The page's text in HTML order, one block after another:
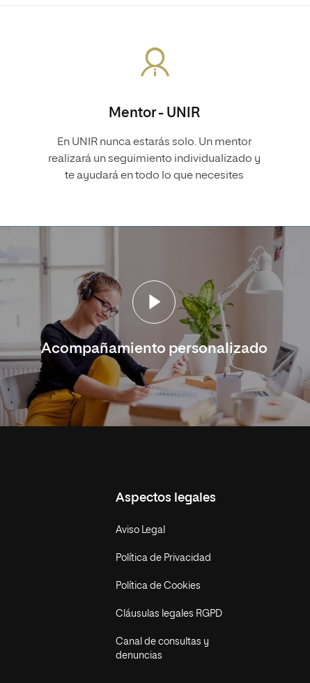
Mentor - UNIR
En UNIR nunca estarás solo. Un mentor
realizará un seguimiento individualizado y
te ayudará en todo lo que necesites
Acompañamiento personalizado
Aspectos legales
Aviso Legal
Política de Privacidad
Política de Cookies
Cláusulas legales RGPD
Canal de consultas y
denuncias